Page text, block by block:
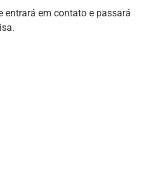
entrará em contato e passará